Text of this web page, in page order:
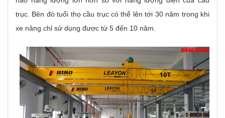
trục. Bên đó tuổi thọ cầu trục có thể lên tới 30 năm trong khi
xe nâng chỉ sử dụng được từ 5 đến 10 năm.